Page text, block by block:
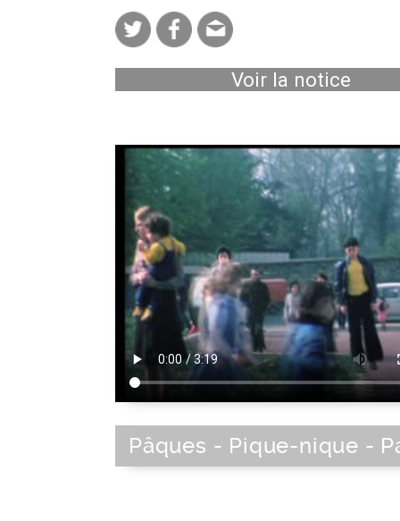
Voir la notice
Pâques - Pique-nique -